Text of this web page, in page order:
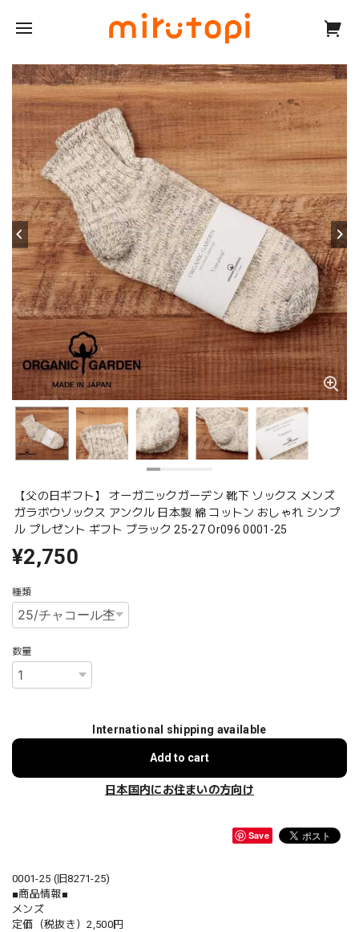
【父の日ギフト】 オーガニックガーデン 靴下 ソックス メンズ
ガラボウソックス アンクル 日本製 綿 コットン おしゃれ シンプ
ル プレゼント ギフト ブラック 25-27 Or096 0001-25
¥2,750
種類
数量
International shipping available
Add to cart
日本国内にお住まいの方向け
Save
0001-25 (旧8271-25)
■商品情報■
メンズ
定価（税抜き）2,500円